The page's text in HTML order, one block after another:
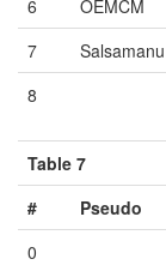
6 OEMCM
7
Salsamanu
8
Table 7
#
Pseudo
0